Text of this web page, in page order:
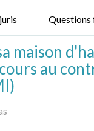
Questions
maison
au